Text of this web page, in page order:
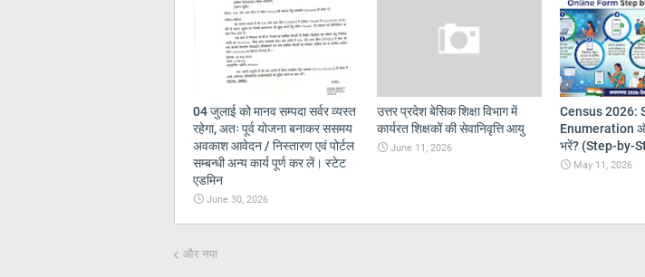
04 जुलाई को मानव सम्पदा सर्वर व्यस्त
रहेगा, अतः पूर्व योजना बनाकर ससमय
अवकाश आवेदन / निस्तारण एवं पोर्टल
सम्बन्धी अन्य कार्य पूर्ण कर लें। स्टेट
एडमिन
June 30, 2026
उत्तर प्रदेश बेसिक शिक्षा विभाग में
कार्यरत शिक्षकों की सेवानिवृत्ति आयु
June 11, 2026
Census 2026:
Enumeration
भरें? (Step-by-
May 11, 2026
और नया